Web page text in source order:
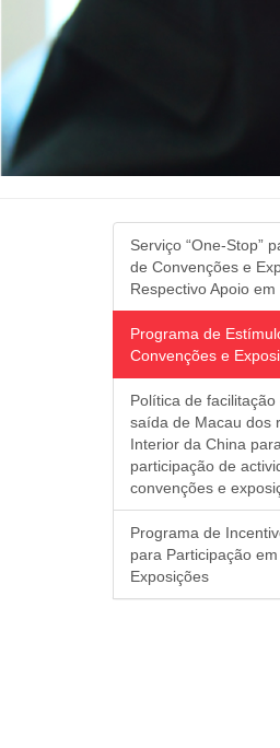
Serviço “One-Stop”
de Convenções e
Respectivo Apoio em
Programa de
Convenções e
Política de
saída de Macau dos
Interior da China
participação de
convenções e
Programa de
para Participação
Exposições